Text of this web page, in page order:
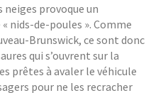
provoque un
nids-de-poules ». Comme
Brunswick, ce sont donc
qui s’ouvrent sur la
prêtes à avaler le véhicule
pour ne les recracher